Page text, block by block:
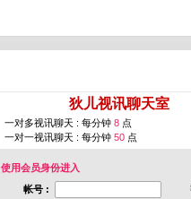
狄儿视讯聊天室
一对多视讯聊天 : 每分钟 8 点
一对一视讯聊天 : 每分钟 50 点
使用会员身份进入
帐号 :